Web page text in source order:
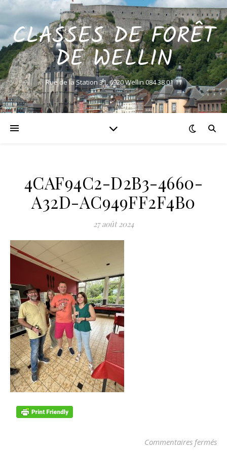
CLASSES DE FORÊT
DE WELLIN
Rue de la Station 31, 6920 Wellin 084 38 01 11
4CAF94C2-D2B3-4660-
A32D-AC949FF2F4B0
27 août 2024
Commentaires fermés